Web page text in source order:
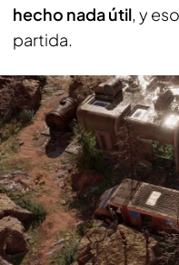
hecho nada útil, y
partida.